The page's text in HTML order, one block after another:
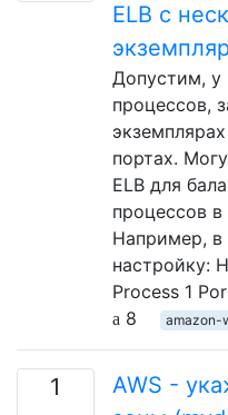
ELB с
Допустим, у
процессов,
портах.
ELB для
процессов
Например, в
настройку:
Process 1
8
amazon-
1
AWS -